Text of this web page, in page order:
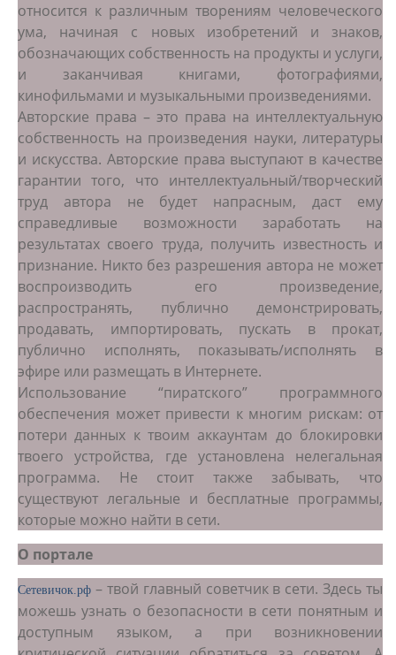
относится к различным творениям человеческого
ума, начиная с новых изобретений и знаков,
обозначающих собственность на продукты и услуги,
и заканчивая книгами, фотографиями,
кинофильмами и музыкальными произведениями.
Авторские права – это права на интеллектуальную
собственность на произведения науки, литературы
и искусства. Авторские права выступают в качестве
гарантии того, что интеллектуальный/творческий
труд автора не будет напрасным, даст ему
справедливые возможности заработать на
результатах своего труда, получить известность и
признание. Никто без разрешения автора не может
воспроизводить его произведение,
распространять, публично демонстрировать,
продавать, импортировать, пускать в прокат,
публично исполнять, показывать/исполнять в
эфире или размещать в Интернете.
Использование “пиратского” программного
обеспечения может привести к многим рискам: от
потери данных к твоим аккаунтам до блокировки
твоего устройства, где установлена нелегальная
программа. Не стоит также забывать, что
существуют легальные и бесплатные программы,
которые можно найти в сети.
О портале
Сетевичок.рф – твой главный советчик в сети. Здесь ты
можешь узнать о безопасности в сети понятным и
доступным языком, а при возникновении